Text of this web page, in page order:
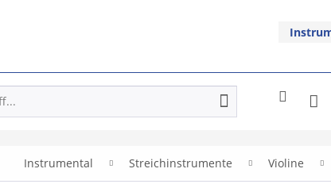
Instrumental Streichinstrumente Violine